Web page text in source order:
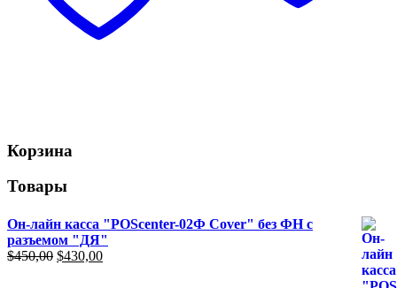
Корзина
Товары
Он-лайн касса "POScenter-02Ф Cover" без ФН с
разъемом "ДЯ"
$450,00 Первоначальная
$430,00Текущая